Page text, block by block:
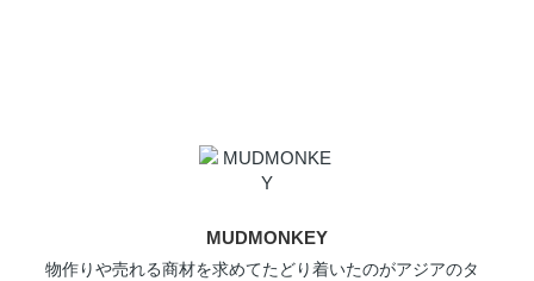
MUDMONKEY
物作りや売れる商材を求めてたどり着いたのがアジアのタ